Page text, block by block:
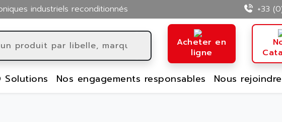
industriels reconditionnés +33
Acheter en
ligne
Solutions Nos engagements responsables Nous rejoindre